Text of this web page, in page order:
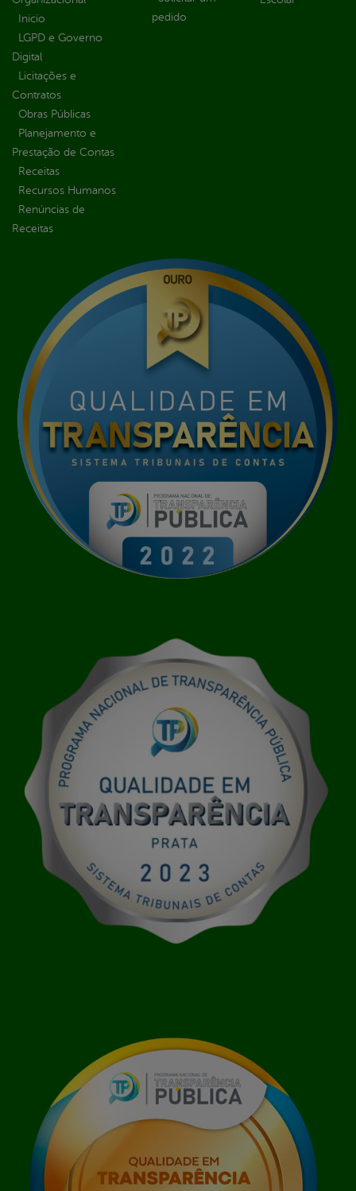
Inicio
LGPD e Governo
Digital
Licitações e
Contratos
Obras Públicas
Planejamento e
Prestação de Contas
Receitas
Recursos Humanos
Renúncias de
Receitas
pedido